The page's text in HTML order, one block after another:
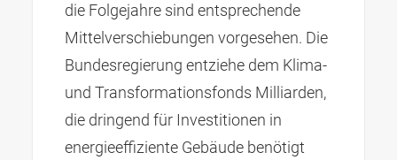
die Folgejahre sind entsprechende
Mittelverschiebungen vorgesehen. Die
Bundesregierung entziehe dem Klima-
und Transformationsfonds Milliarden,
die dringend für Investitionen in
energieeffiziente Gebäude benötigt